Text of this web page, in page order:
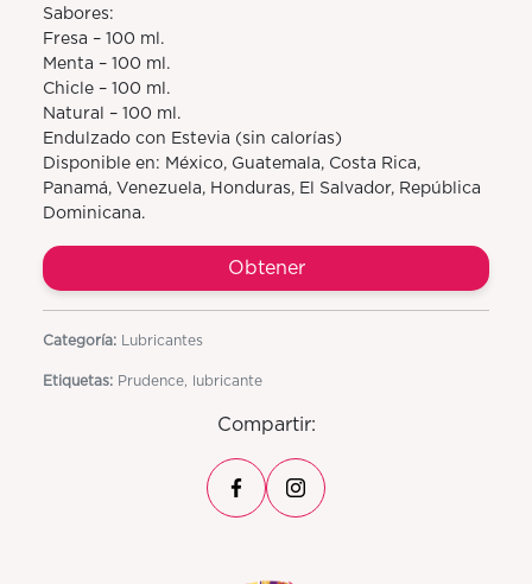
Sabores:
Fresa – 100 ml.
Menta – 100 ml.
Chicle – 100 ml.
Natural – 100 ml.
Endulzado con Estevia (sin calorías)
Disponible en: México, Guatemala, Costa Rica,
Panamá, Venezuela, Honduras, El Salvador, República
Dominicana.
Obtener
Categoría: Lubricantes
Etiquetas: Prudence, lubricante
Compartir: